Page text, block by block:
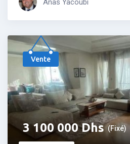
Anas Yacoubi
Vente
3 100 000Dhs (Fixé)